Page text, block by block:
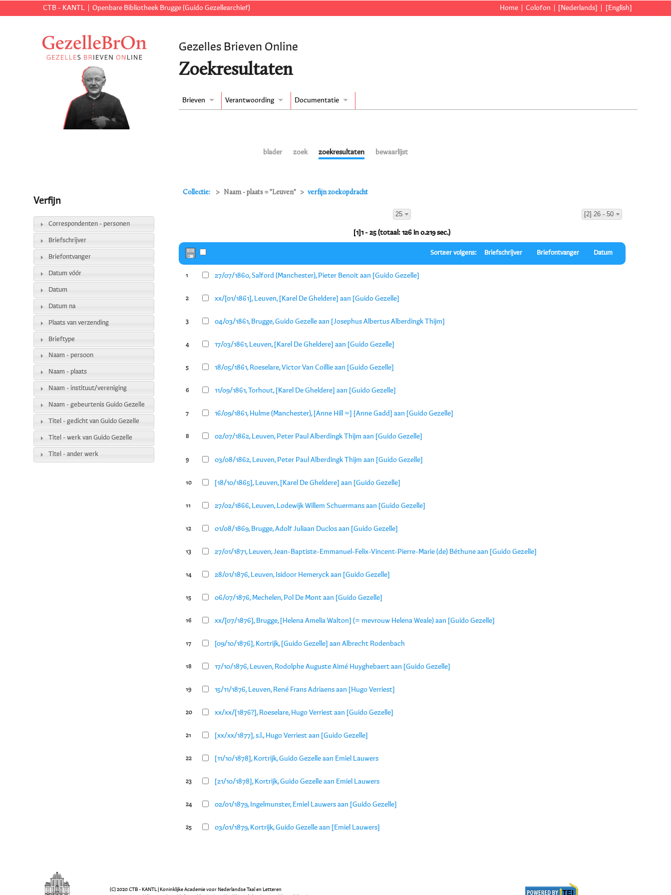
CTB - KANTL Openbare Bibliotheek Brugge (Guido Gezellearchief) Home Colofon [Nederlands] [English]
Gezelles Brieven Online
Zoekresultaten
Brieven Verantwoording Documentatie
blader zoek zoekresultaten bewaarlijst
Collectie: Naam - plaats = "Leuven" verfijn zoekopdracht
25 [2] 26 - 50
[1]1 - 25 (totaal: 126 in 0.219 sec.)
Sorteer volgens: Briefschrijver Briefontvanger Datum
1 27/07/1860, Salford (Manchester), Pieter Benoit aan [Guido Gezelle]
2 xx/[01/1861], Leuven, [Karel De Gheldere] aan [Guido Gezelle]
3 04/03/1861, Brugge, Guido Gezelle aan [Josephus Albertus Alberdingk Thijm]
4 17/03/1861, Leuven, [Karel De Gheldere] aan [Guido Gezelle]
5 18/05/1861, Roeselare, Victor Van Coillie aan [Guido Gezelle]
6 11/09/1861, Torhout, [Karel De Gheldere] aan [Guido Gezelle]
7 16/09/1861, Hulme (Manchester), [Anne Hill =] [Anne Gadd] aan [Guido Gezelle]
8 02/07/1862, Leuven, Peter Paul Alberdingk Thijm aan [Guido Gezelle]
9 03/08/1862, Leuven, Peter Paul Alberdingk Thijm aan [Guido Gezelle]
10 [18/10/1865], Leuven, [Karel De Gheldere] aan [Guido Gezelle]
11 27/02/1866, Leuven, Lodewijk Willem Schuermans aan [Guido Gezelle]
12 01/08/1869, Brugge, Adolf Juliaan Duclos aan [Guido Gezelle]
13 27/01/1871, Leuven, Jean-Baptiste-Emmanuel-Felix-Vincent-Pierre-Marie (de) Béthune aan [Guido Gezelle]
14 28/01/1876, Leuven, Isidoor Hemeryck aan [Guido Gezelle]
15 06/07/1876, Mechelen, Pol De Mont aan [Guido Gezelle]
16 xx/[07/1876], Brugge, [Helena Amelia Walton] (= mevrouw Helena Weale) aan [Guido Gezelle]
17 [09/10/1876], Kortrijk, [Guido Gezelle] aan Albrecht Rodenbach
18 17/10/1876, Leuven, Rodolphe Auguste Aimé Huyghebaert aan [Guido Gezelle]
19 15/11/1876, Leuven, René Frans Adriaens aan [Hugo Verriest]
20 xx/xx/[1876?], Roeselare, Hugo Verriest aan [Guido Gezelle]
21 [xx/xx/1877], s.l., Hugo Verriest aan [Guido Gezelle]
22 [11/10/1878], Kortrijk, Guido Gezelle aan Emiel Lauwers
23 [21/10/1878], Kortrijk, Guido Gezelle aan Emiel Lauwers
24 02/01/1879, Ingelmunster, Emiel Lauwers aan [Guido Gezelle]
25 03/01/1879, Kortrijk, Guido Gezelle aan [Emiel Lauwers]
Verfijn
Correspondenten - personen
Briefschrijver
Briefontvanger
Datum vóór
Datum
Datum na
Plaats van verzending
Brieftype
Naam - persoon
Naam - plaats
Naam - instituut/vereniging
Naam - gebeurtenis Guido Gezelle
Titel - gedicht van Guido Gezelle
Titel - werk van Guido Gezelle
Titel - ander werk
(C) 2020 CTB - KANTL | Koninklijke Academie voor Nederlandse Taal en Letteren